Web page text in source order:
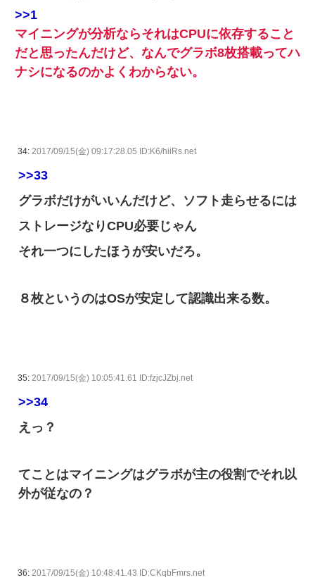
>>1
マイニングが分析ならそれはCPUに依存すること
だと思ったんだけど、なんでグラボ8枚搭載ってハ
ナシになるのかよくわからない。
34: 2017/09/15(金) 09:17:28.05 ID:K6/hiiRs.net
>>33
グラボだけがいいんだけど、ソフト走らせるには
ストレージなりCPU必要じゃん
それ一つにしたほうが安いだろ。
８枚というのはOSが安定して認識出来る数。
35: 2017/09/15(金) 10:05:41.61 ID:fzjcJZbj.net
>>34
えっ？
てことはマイニングはグラボが主の役割でそれ以
外が従なの？
36: 2017/09/15(金) 10:48:41.43 ID:CKqbFmrs.net